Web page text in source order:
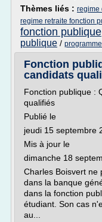
Thèmes liés : regime
regime retraite fonction
fonction publique
publique /
Fonction
candidats
Fonction publique :
qualifiés
Publié le
jeudi 15 septembre
Mis à jour le
dimanche 18
Charles Boisvert ne
dans la banque
dans la fonction
étudiant. Son cas
au...